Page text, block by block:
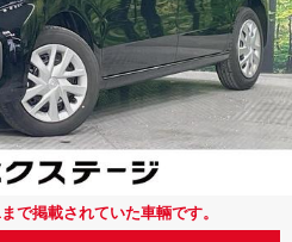
で掲載されていた車輛です。